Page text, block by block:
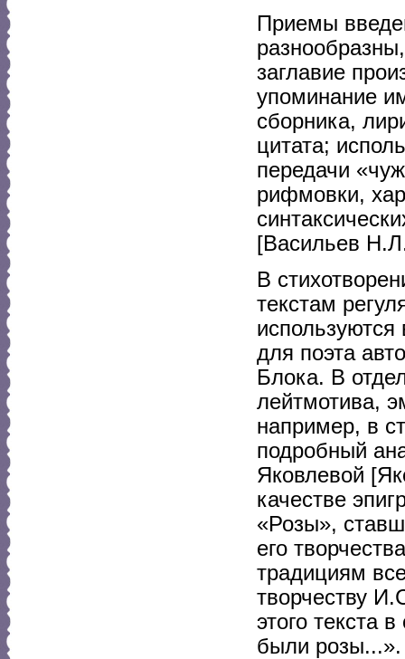
Приемы
заглавие
упоминание
сборника,
цитата;
передачи
рифмовки,
[Васильев
В
текстам
используются
для поэта
Блока. В
лейтмотива,
например, в
подробный
Яковлевой
качестве
«Розы»,
его
традициям
творчеству
этого текста
были розы...».